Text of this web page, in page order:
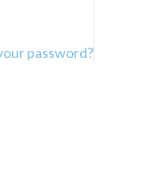
password?